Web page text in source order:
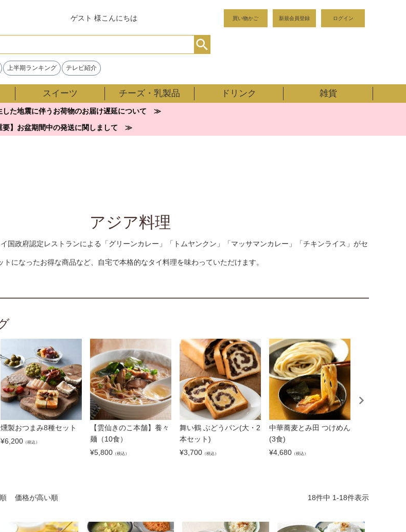
ゲスト 様こんにちは 買い物かご 新規会員登録 ログイン
上半期ランキング テレビ紹介
スイーツ チーズ・乳製品 ドリンク 雑貨
した地震に伴うお荷物のお届け遅延について ≫
要】お盆期間中の発送に関しまして ≫
アジア料理
国政府認定レストランによる「グリーンカレー」「トムヤンクン」「マッサマンカレー」「チキンライス」がセ
トになったお得な商品など、自宅で本格的なタイ料理を味わっていただけます。
燻製おつまみ8種セット
¥6,200 （税込）
【雲仙きのこ本舗】養々
麺（10食）
¥5,800 （税込）
舞い鶴 ぶどうパン(大・2
本セット)
¥3,700 （税込）
中華蕎麦とみ田 つけめん
(3食)
¥4,680 （税込）
価格が高い順 18件中 1-18件表示